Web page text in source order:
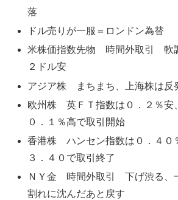
落
ドル売りが一服＝ロンドン為替
米株価指数先物 時間外取引 軟
２ドル安
アジア株 まちまち、上海株は反
欧州株 英ＦＴ指数は０．２％安
０．１％高で取引開始
香港株 ハンセン指数は０．４０
３．４０で取引終了
ＮＹ金 時間外取引 下げ渋る、
割れに沈んだあと戻す